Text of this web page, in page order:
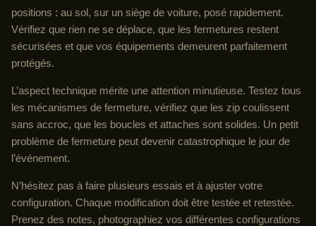
positions : au sol, sur un siège de voiture, posé rapidement.
Vérifiez que rien ne se déplace, que les fermetures restent
sécurisées et que vos équipements demeurent parfaitement
protégés.
L’aspect technique mérite une attention minutieuse. Testez tous
les mécanismes de fermeture, vérifiez que les zip coulissent
sans accroc, que les boucles et attaches sont solides. Un petit
problème de fermeture peut devenir catastrophique le jour de
l’événement.
N’hésitez pas à faire plusieurs essais et à ajuster votre
configuration. Chaque modification doit être testée et retestée.
Prenez des notes, photographiez vos différentes configurations